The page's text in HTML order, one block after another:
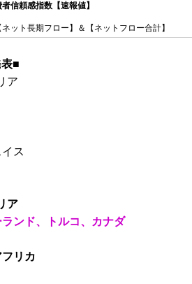
信頼感指数【速報値】
ット長期フロー】＆【ネットフロー合計】
■
ア
ス
ア
ンド、トルコ、カナダ
リカ